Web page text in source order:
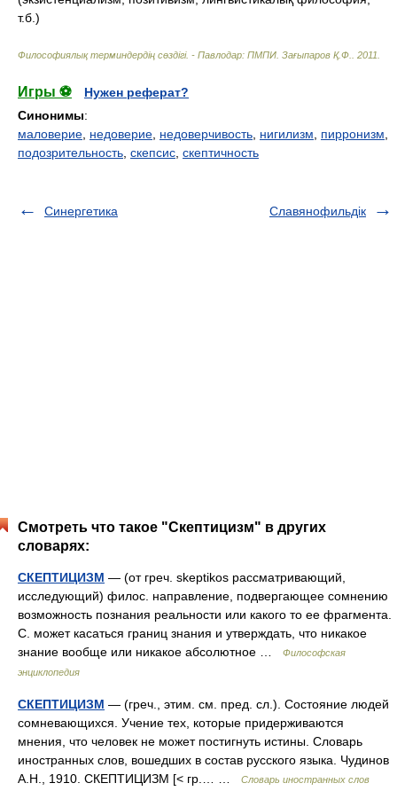
т.б.)
Философиялық терминдердің сөздігі. - Павлодар: ПМПИ Зағыпаров Қ.Ф. 2011
Игры ⚽
Нужен реферат?
Синонимы:
маловерие недоверие недоверчивость нигилизм пирронизм
подозрительность скепсис скептичность
Синергетика Славянофильдік
Смотреть что такое "Скептицизм" в других
словарях:
СКЕПТИЦИЗМ — (от греч. skeptikos рассматривающий,
исследующий) филос. направление, подвергающее сомнению
возможность познания реальности или какого то ее фрагмента.
С. может касаться границ знания и утверждать, что никакое
знание вообще или никакое абсолютное …
Философская
энциклопедия
СКЕПТИЦИЗМ — (греч., этим. см. пред. сл.). Состояние людей
сомневающихся. Учение тех, которые придерживаются
мнения, что человек не может постигнуть истины. Словарь
иностранных слов, вошедших в состав русского языка. Чудинов
А.Н., 1910. СКЕПТИЦИЗМ [< гр.… …
Словарь иностранных слов